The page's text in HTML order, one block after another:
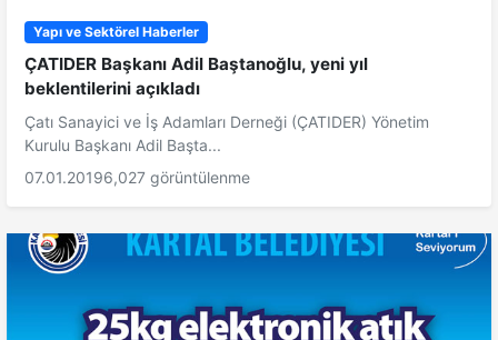
Yapı ve Sektörel Haberler
ÇATIDER Başkanı Adil Baştanoğlu, yeni yıl
beklentilerini açıkladı
Çatı Sanayici ve İş Adamları Derneği (ÇATIDER) Yönetim
Kurulu Başkanı Adil Başta...
07.01.20196,027 görüntülenme